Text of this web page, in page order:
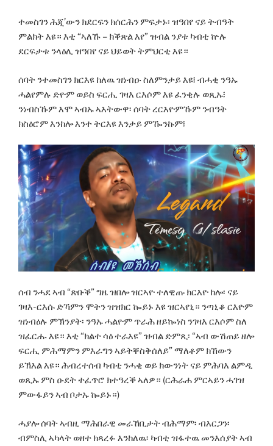
ተመስገን ሕጂ’ውን ክደርፍን ክሰርሕን ምፍታኑ፡ ዝዓበየ ናይ ትብዓት
ምልክት እዩ። እቲ “ኣለኹ – ክቕጽል እየ” ዝብል ንያቱ ካብቲ ኵሉ
ደርፍታቱ ንላዕሊ ዝዓበየ ናይ ህይወት ትምህርቲ እዩ።
ሰባት ንተመስገን ክርእዩ ከለዉ ዝነብዑ ስለምንታይ እዩ፧ ብሓቂ ንዓኡ
ሓልየምሉ ድዮም ወይስ ፍርሒ ገዛእ ርእሶም እዩ ፈንቂሉ ወጺኡ፧
ንነብስኹም እሞ ኣብኡ ኣእትውዋ፡ ሰባት ረርእዮምኹም ንብዓት
ክስዕሮም እንከሎ እንተ ትርእዩ እንታይ ምዀንኩም፧
ሰብ ንሓደ ኣብ “ጽቡቕ” ግዜ ዝበሎ ዝርኣዮ ተለዊጡ ክርእዮ ከሎ፡ ናይ
ገዛእ-ርእሱ ድኻምን ሞትን ዝዝክር ኰይኑ እዩ ዝርኣየኒ። ንጣኒቆ ርእዮም
ዝነብዕሉ ምኽንያት፡ ንዓኡ ሓልዮም ጥራሕ ዘይኰነስ ንገዛእ ርእሶም ስለ
ዝፈርሑ እዩ። እቲ “ክልተ ሳዕ ተራእዩ” ዝብል ድምጺ፡ “ኣብ ውሽጠይ ዘሎ
ፍርሒ ምሕማምን ምእራግን ኣይትቐስቅሰለይ” ማለቶም ክኸውን
ይኽእል እዩ። ሕብረተሰብ ካብቲ ንሓቂ ወይ ክውንነት ናይ ምሕባእ ልምዲ
ወጺኡ ምስ ዑደት ተፈጥሮ ክተዓረቕ ኣለዎ። (ርሕራሐ ምርኣይን ሓገዝ
ምውፋይን ኣብ ቦታኡ ኰይኑ።)
ሓያሎ ሰባት ኣብዚ ማሕበራዊ መራኸቢታት ብሕማም፡ ብእርጋን፡
ብምስሊ ኣካላት ወዘተ ክጻረፉ እንከለዉ፡ ካብቲ ዝፋተዉ መንእሰያት ኣብ